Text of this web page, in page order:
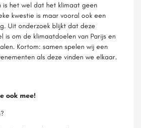
is het wel dat het klimaat geen
kwestie is maar vooral ook een
Uit onderzoek blijkt dat deze
is om de klimaatdoelen van Parijs en
Kortom: samen spelen wij een
als deze vinden we elkaar.
ook mee!